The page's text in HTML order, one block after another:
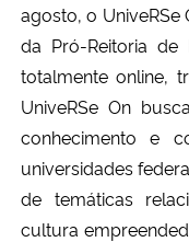
Ministério do
Controladoria-Geral da União
Ministério da Mulher, da
Secretaria-Geral
agosto, o
da Pró-Reitoria de
totalmente online,
UniveRSe On
conhecimento e
universidades
de temáticas
cultura